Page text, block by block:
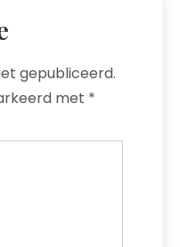
gepubliceerd.
met *